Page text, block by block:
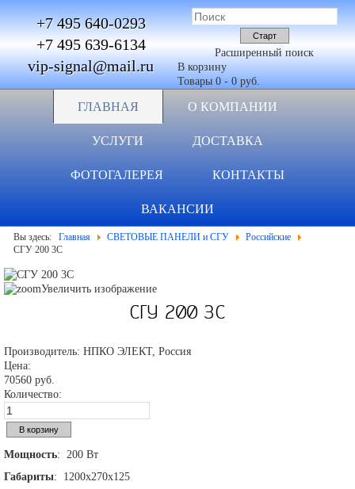
+7 495 640-0293
+7 495 639-6134
vip-signal@mail.ru
Расширенный поиск
В корзину
Товары 0 - 0 руб.
ГЛАВНАЯ О КОМПАНИИ
УСЛУГИ ДОСТАВКА
ФОТОГАЛЕРЕЯ КОНТАКТЫ
ВАКАНСИИ
Вы здесь: Главная СВЕТОВЫЕ ПАНЕЛИ и СГУ
Российские
СГУ 200 3С
Увеличить изображение
СГУ 200 3С
Производитель: НПКО ЭЛЕКТ, Россия
Цена:
70560 руб.
Количество:
Мощность: 200 Вт
Габариты: 1200х270х125